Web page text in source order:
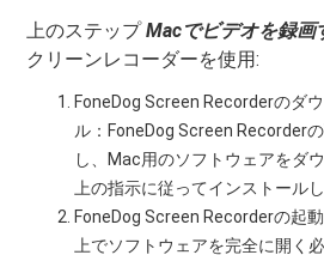
上のステップMacでビデオを録画
クリーンレコーダーを使用:
FoneDog Screen Recorderのダ
ル：FoneDog Screen Recorder
し、Mac用のソフトウェアをダ
上の指示に従ってインストールし
FoneDog Screen Recorderの起
上でソフトウェアを完全に開く